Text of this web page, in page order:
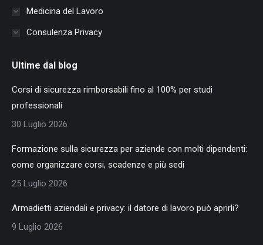
Medicina del Lavoro
Consulenza Privacy
Ultime dal blog
Corsi di sicurezza rimborsabili fino al 100% per studi
professionali
30 Luglio 2026
Formazione sulla sicurezza per aziende con molti dipendenti:
come organizzare corsi, scadenze e più sedi
25 Luglio 2026
Armadietti aziendali e privacy: il datore di lavoro può aprirli?
9 Luglio 2026